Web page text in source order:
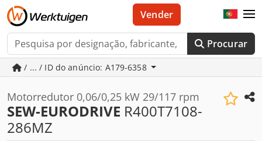
Procurar
Vender
/ ... / ID do anúncio: A179-6358
Motorredutor 0,06/0,25 kW 29/117 rpm
SEW-EURODRIVE R400T7108-
286MZ